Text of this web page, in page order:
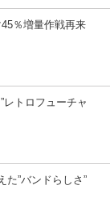
％増量作戦再来
トロフューチャ
た”バンドらしさ”